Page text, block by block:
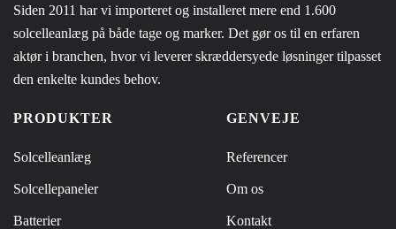
Siden 2011 har vi importeret og installeret mere end 1.600
solcelleanlæg på både tage og marker. Det gør os til en erfaren
aktør i branchen, hvor vi leverer skræddersyede løsninger tilpasset
den enkelte kundes behov.
PRODUKTER
Solcelleanlæg
Solcellepaneler
Batterier
GENVEJE
Referencer
Om os
Kontakt